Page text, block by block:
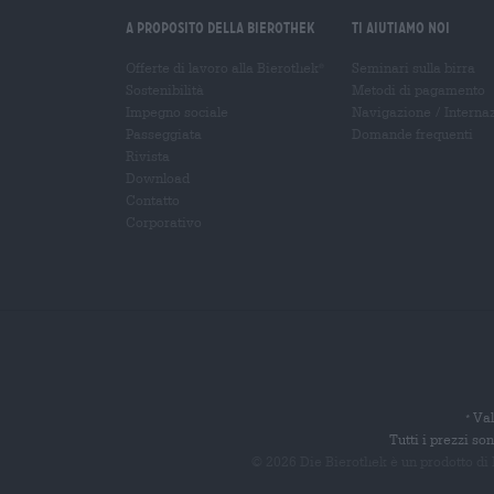
A proposito della Bierothek Ti aiutiamo noi
*
Tutti i prezzi